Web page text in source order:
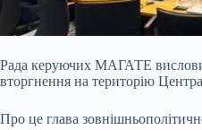
Рада керуючих МАГАТЕ
вторгнення на територію
Про це глава